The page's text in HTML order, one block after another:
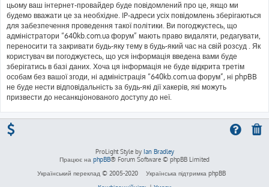
цьому ваш інтернет-провайдер буде повідомлений про це, якщо ми
будемо вважати це за необхідне. IP-адреси усіх повідомлень зберігаються
для забезпечення проведення такої політики. Ви погоджуєтесь, що
адміністратори “640kb.com.ua форум” мають право видаляти, редагувати,
переносити та закривати будь-яку тему в будь-який час на свій розсуд . Як
користувач ви погоджуєтесь, що уся інформація введена вами буде
зберігатись в базі даних. Хоча ця інформація не буде відкрита третім
особам без вашої згоди, ні адміністрація “640kb.com.ua форум”, ні phpBB
не буде нести відповідальність за будь-які дії хакерів, які можуть
призвести до несанкціонованого доступу до неї.
ProLight Style by Ian Bradley
Працює на phpBB® Forum Software © phpBB Limited
Український переклад © 2005-2020
Українська підтримка phpBB